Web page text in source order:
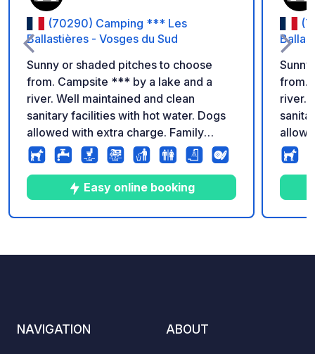
(70290) Camping *** Les
Ballastières - Vosges du Sud
Sunny or shaded pitches to choose
from. Campsite *** by a lake and a
river. Well maintained and clean
sanitary facilities with hot water. Dogs
allowed with extra charge. Family
campsite. Swimming pool with
inflatable water slide in high season.
Parking in front of the campsite is not
allowed, please go to the reception to
access the campsite services.
Easy online booking
from.
river.
NAVIGATION ABOUT